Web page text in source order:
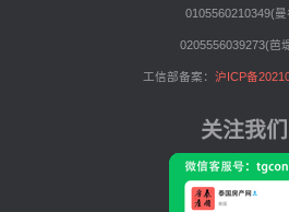
0105560210349(曼
0205556039273(芭
工信部备案： 沪ICP备
关注我们